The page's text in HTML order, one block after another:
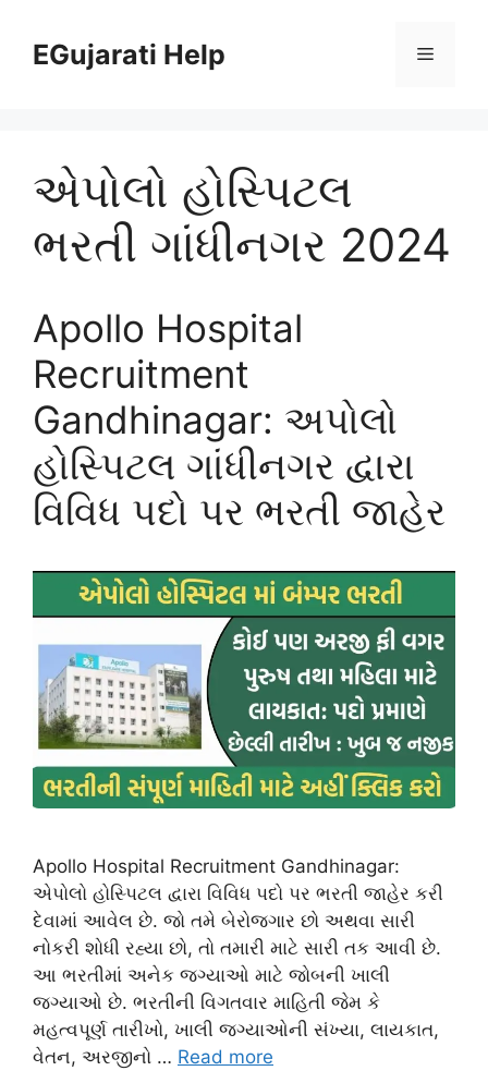
contentEGujarati Help Menu
એપોલો હોસ્પિટલ
ભરતી ગાંધીનગર 2024
Apollo Hospital
Recruitment
Gandhinagar: અપોલો
હોસ્પિટલ ગાંધીનગર દ્વારા
વિવિધ પદો પર ભરતી જાહેર
Apollo Hospital Recruitment Gandhinagar:
એપોલો હોસ્પિટલ દ્વારા વિવિધ પદો પર ભરતી જાહેર કરી
દેવામાં આવેલ છે. જો તમે બેરોજગાર છો અથવા સારી
નોકરી શોધી રહ્યા છો, તો તમારી માટે સારી તક આવી છે.
આ ભરતીમાં અનેક જગ્યાઓ માટે જોબની ખાલી
જગ્યાઓ છે. ભરતીની વિગતવાર માહિતી જેમ કે
મહત્વપૂર્ણ તારીખો, ખાલી જગ્યાઓની સંખ્યા, લાયકાત,
વેતન, અરજીનો … Read more